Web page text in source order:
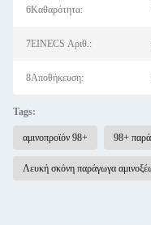
6Καθαρότητα:
7EINECS Αριθ.:
8Αποθήκευση:
Tags:
αμινοπροϊόν 98+ 98+
Λευκή σκόνη παράγωγα